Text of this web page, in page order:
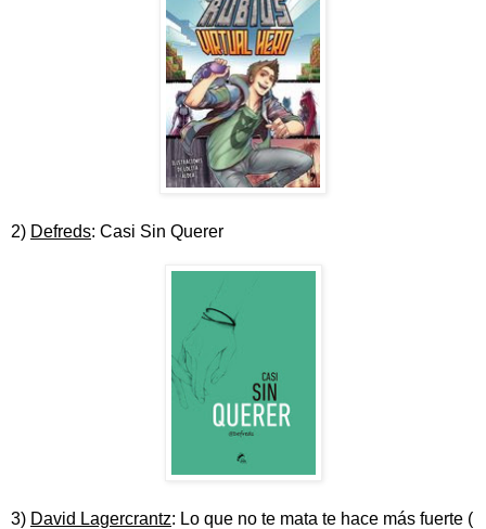
2) Defreds: Casi Sin Querer
3) David Lagercrantz: Lo que no te mata te hace más fuerte (